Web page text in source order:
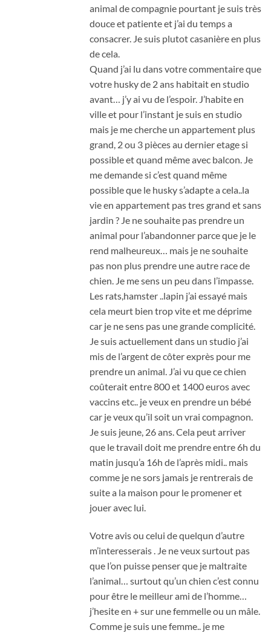
animal de compagnie pourtant je suis très
douce et patiente et j’ai du temps a
consacrer. Je suis plutot casanière en plus
de cela.
Quand j’ai lu dans votre commentaire que
votre husky de 2 ans habitait en studio
avant… j’y ai vu de l’espoir. J’habite en
ville et pour l’instant je suis en studio
mais je me cherche un appartement plus
grand, 2 ou 3 pièces au dernier etage si
possible et quand même avec balcon. Je
me demande si c’est quand même
possible que le husky s’adapte a cela..la
vie en appartement pas tres grand et sans
jardin ? Je ne souhaite pas prendre un
animal pour l’abandonner parce que je le
rend malheureux… mais je ne souhaite
pas non plus prendre une autre race de
chien. Je me sens un peu dans l’impasse.
Les rats,hamster ..lapin j’ai essayé mais
cela meurt bien trop vite et me déprime
car je ne sens pas une grande complicité.
Je suis actuellement dans un studio j’ai
mis de l’argent de côter exprès pour me
prendre un animal. J’ai vu que ce chien
coûterait entre 800 et 1400 euros avec
vaccins etc.. je veux en prendre un bébé
car je veux qu’il soit un vrai compagnon.
Je suis jeune, 26 ans. Cela peut arriver
que le travail doit me prendre entre 6h du
matin jusqu’a 16h de l’après midi.. mais
comme je ne sors jamais je rentrerais de
suite a la maison pour le promener et
jouer avec lui.
Votre avis ou celui de quelqun d’autre
m’interesserais . Je ne veux surtout pas
que l’on puisse penser que je maltraite
l’animal… surtout qu’un chien c’est connu
pour être le meilleur ami de l’homme…
j’hesite en + sur une femmelle ou un mâle.
Comme je suis une femme.. je me